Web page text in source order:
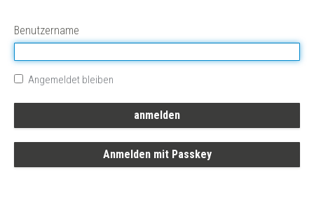
Benutzername
Angemeldet bleiben
Anmelden mit Passkey